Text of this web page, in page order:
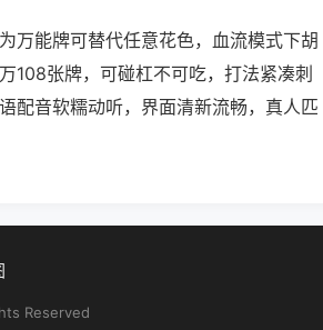
万能牌可替代任意花色，血流模式下胡
108张牌，可碰杠不可吃，打法紧凑刺
配音软糯动听，界面清新流畅，真人匹
Reserved